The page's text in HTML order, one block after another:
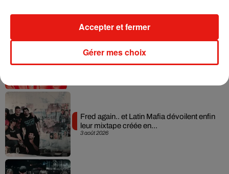
6 août 2026
Il y a 10 ans, DJ Snake changeait de
dimension avec son premier...
3 août 2026
Fred again.. et Latin Mafia dévoilent enfin
leur mixtape créée en...
Gérer mes choix
Accepter et fermer